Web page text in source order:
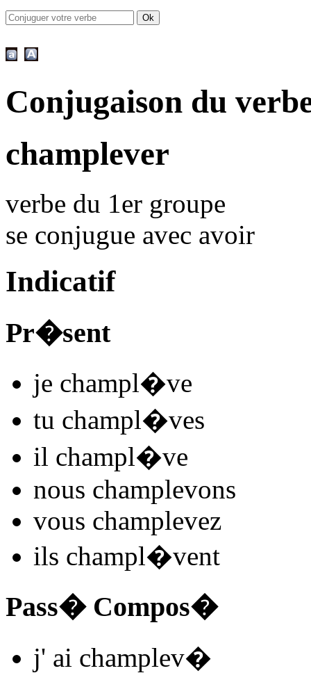
Conjugaison du
champlever
verbe du 1er groupe
se conjugue avec avoir
Indicatif
Pr�sent
je champl�ve
tu champl�ves
il champl�ve
nous champlevons
vous champlevez
ils champl�vent
Pass� Compos�
j' ai champlev�